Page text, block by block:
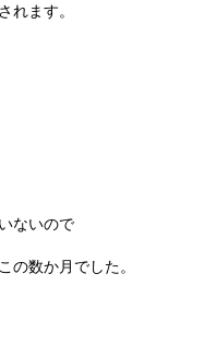
れます。
ないので
の数か月でした。